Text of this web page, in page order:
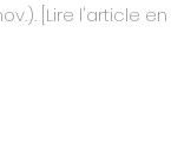
[Lire l'article en